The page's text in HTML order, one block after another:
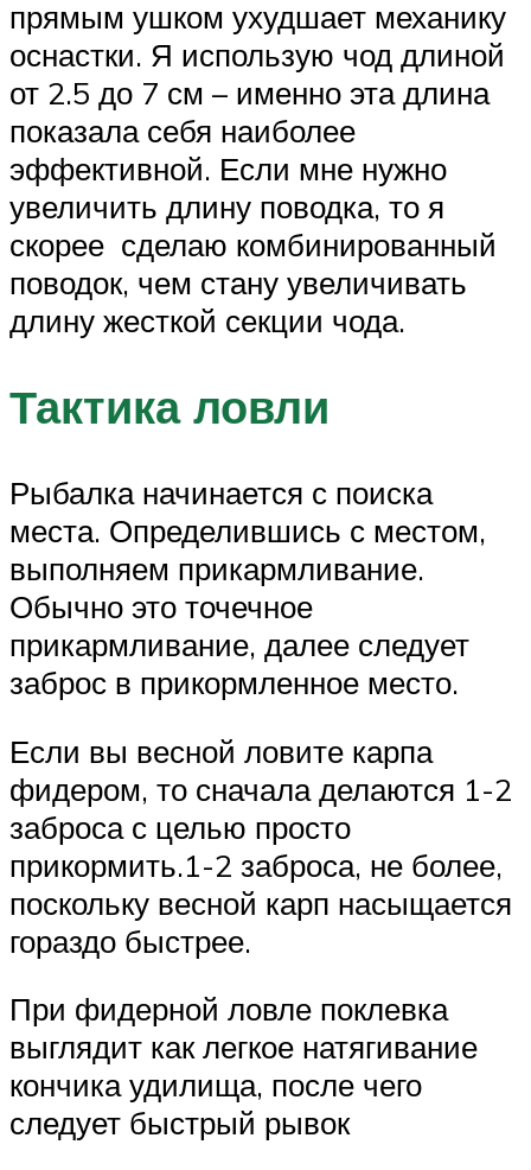
прямым ушком ухудшает механику
оснастки. Я использую чод длиной
от 2.5 до 7 см – именно эта длина
показала себя наиболее
эффективной. Если мне нужно
увеличить длину поводка, то я
скорее сделаю комбинированный
поводок, чем стану увеличивать
длину жесткой секции чода.
Тактика ловли
Рыбалка начинается с поиска
места. Определившись с местом,
выполняем прикармливание.
Обычно это точечное
прикармливание, далее следует
заброс в прикормленное место.
Если вы весной ловите карпа
фидером, то сначала делаются 1-2
заброса с целью просто
прикормить.1-2 заброса, не более,
поскольку весной карп насыщается
гораздо быстрее.
При фидерной ловле поклевка
выглядит как легкое натягивание
кончика удилища, после чего
следует быстрый рывок